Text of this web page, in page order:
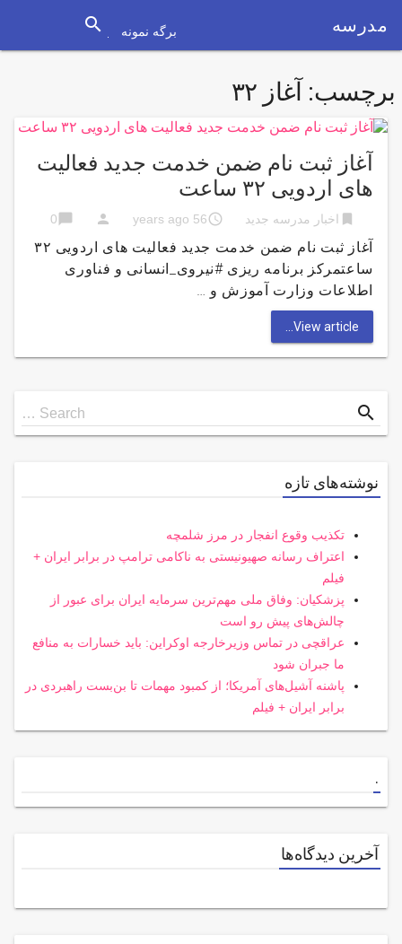
مدرسه برگه نمونه search
برچسب: آغاز ۳۲
آغاز ثبت نام ضمن خدمت جدید فعالیت
های اردویی ۳۲ ساعت
bookmark اخبار مدرسه جدید access_time
56 years ago
person
chat_bubble
0
آغاز ثبت نام ضمن خدمت جدید فعالیت های اردویی ۳۲
ساعتمرکز برنامه ریزی #نیروی_انسانی و فناوری
اطلاعات وزارت آموزش و …
View article...
Search
for
Search … search
نوشته‌های تازه
تکذیب وقوع انفجار در مرز شلمچه
اعتراف رسانه صهیونیستی به ناکامی ترامپ در برابر ایران +
فیلم
پزشکیان: وفاق ملی مهم‌ترین سرمایه ایران برای عبور از
چالش‌های پیش رو است
عراقچی در تماس وزیرخارجه اوکراین: باید خسارات به منافع
ما جبران شود
پاشنه آشیل‌های آمریکا؛ از کمبود مهمات تا بن‌بست راهبردی در
برابر ایران + فیلم
.
آخرین دیدگاه‌ها